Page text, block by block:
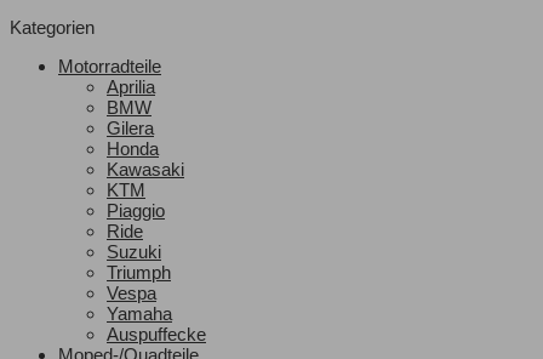
Kategorien
Motorradteile
Aprilia
BMW
Gilera
Honda
Kawasaki
KTM
Piaggio
Ride
Suzuki
Triumph
Vespa
Yamaha
Auspuffecke
Moped-/Quadteile